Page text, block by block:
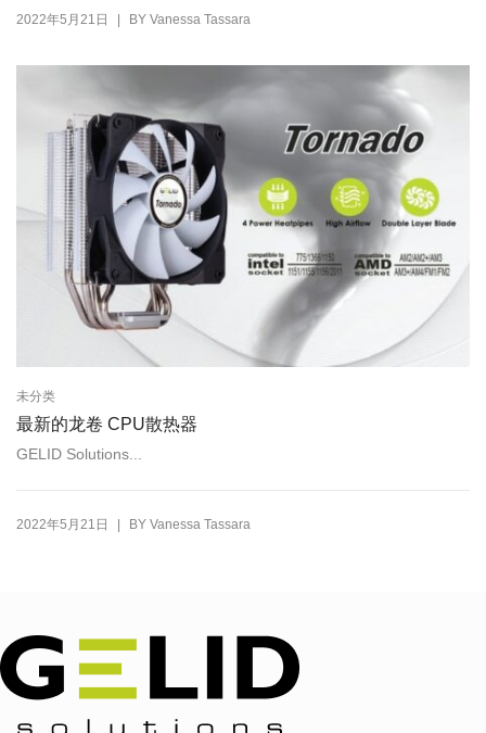
2022年5月21日 | BY Vanessa Tassara
未分类
最新的龙卷 CPU散热器
GELID Solutions...
2022年5月21日 BY Vanessa Tassara